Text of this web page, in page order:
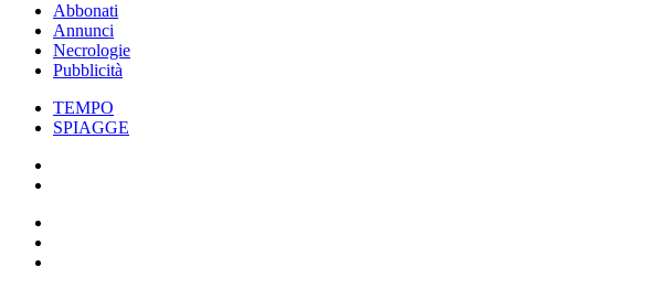
Abbonati
Annunci
Necrologie
Pubblicità
TEMPO
SPIAGGE